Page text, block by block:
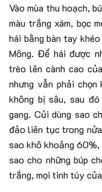
Vào mùa thu hoạch,
màu trắng xám, bọc
hái bằng bàn tay
Mông. Để hái được
trèo lên cành cao
nhưng vẫn phải chọn
không bị sâu, sau
gang. Củi dùng sao
đảo liên tục trong
sao khô khoảng
sao cho những búp
trắng, mọi tinh túy